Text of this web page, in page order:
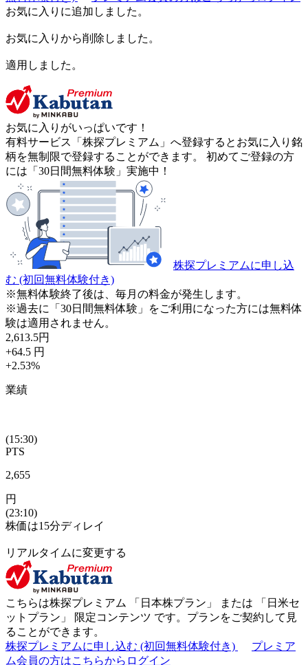
お気に入りに追加しました。
お気に入りから削除しました。
適用しました。
お気に入りがいっぱいです！
有料サービス「株探プレミアム」へ登録するとお気に入り銘
柄を無制限で登録することができます。 初めてご登録の方
には「30日間無料体験」実施中！
株探プレミアムに申し込
む (初回無料体験付き)
※無料体験終了後は、毎月の料金が発生します。
※過去に「30日間無料体験」をご利用になった方には無料体
験は適用されません。
2,613.5円
+64.5 円
+2.53%
業績
(15:30)
PTS
2,655
円
(23:10)
株価は15分ディレイ
リアルタイムに変更する
こちらは株探プレミアム 「 日本株プラン 」 または 「 日米セ
ットプラン 」 限定コンテンツ です。プランをご契約して見
ることができます。
株探プレミアムに申し込む (初回無料体験付き)
プレミア
ム会員の方はこちらからログイン